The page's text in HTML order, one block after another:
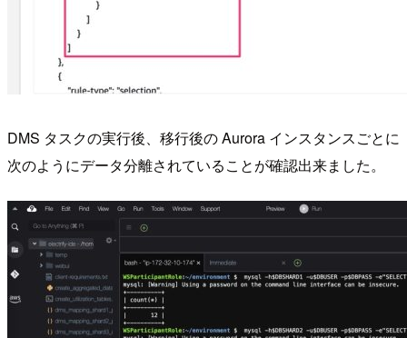
DMS タスクの実行後、移行後の Aurora インスタンスごとに
次のようにデータ分離されていることが確認出来ました。